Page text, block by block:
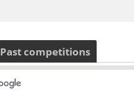
Past competitions